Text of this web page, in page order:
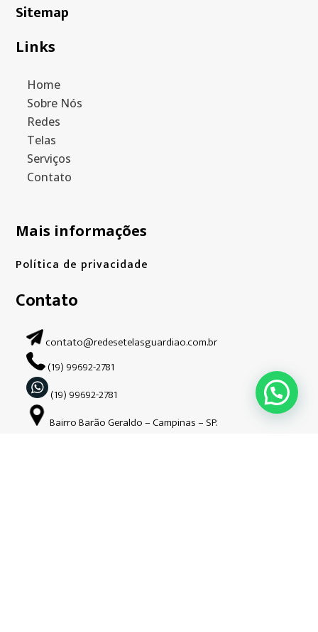
Sitemap
Links
Home
Sobre Nós
Redes
Telas
Serviços
Contato
Mais informações
Política de privacidade
Contato
contato@redesetelasguardiao.com.br
(19) 99692-2781
(19) 99692-2781
Bairro Barão Geraldo – Campinas – SP.